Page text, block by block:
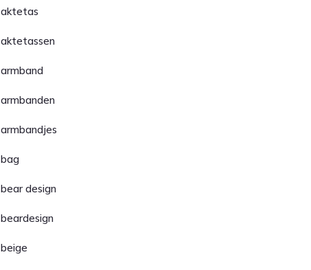
aktetas
aktetassen
armband
armbanden
armbandjes
bag
bear design
beardesign
beige